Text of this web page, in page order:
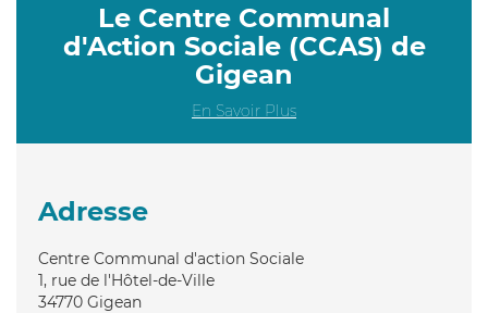
Le Centre Communal
d'Action Sociale (CCAS) de
Gigean
En Savoir Plus
Adresse
Centre Communal d'action Sociale
1, rue de l'Hôtel-de-Ville
34770 Gigean